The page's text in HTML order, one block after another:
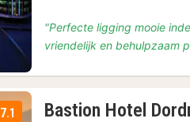
"Perfecte ligging mooie
vriendelijk en behulpzaam
7.1 Bastion Hotel